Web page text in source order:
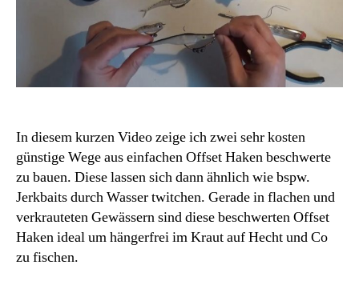
In diesem kurzen Video zeige ich zwei sehr kosten
günstige Wege aus einfachen Offset Haken beschwerte
zu bauen. Diese lassen sich dann ähnlich wie bspw.
Jerkbaits durch Wasser twitchen. Gerade in flachen und
verkrauteten Gewässern sind diese beschwerten Offset
Haken ideal um hängerfrei im Kraut auf Hecht und Co
zu fischen.